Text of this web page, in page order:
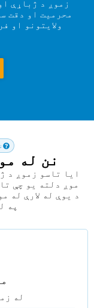
زموږ د ژباړې
ولایتونو او
نن له
ایا تاسو زموږ د
موږ دلته یو چې
د یوې له لارې له
په
له